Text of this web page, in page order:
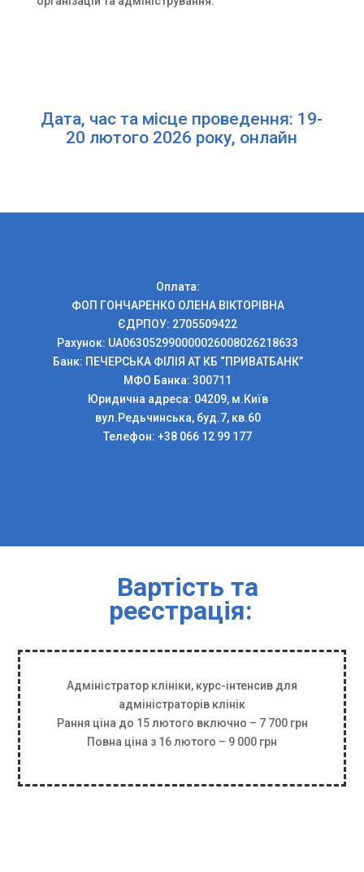
Дата, час та місце проведення: 19-
20 лютого 2026 року, онлайн
Оплата:
ФОП ГОНЧАРЕНКО ОЛЕНА ВІКТОРІВНА
ЄДРПОУ: 2705509422
Рахунок: UA063052990000026008026218633
Банк: ПЕЧЕРСЬКА ФIЛIЯ АТ КБ “ПРИВАТБАНК”
МФО Банка: 300711
Юридична адреса: 04209, м.Київ
вул.Редьчинська, буд.7, кв.60
Телефон: +38 066 12 99 177
Вартість та
реєстрація:
Адміністратор клініки, курс-інтенсив для
адміністраторів клінік
Рання ціна до 15 лютого включно – 7 700 грн
Повна ціна з 16 лютого – 9 000 грн